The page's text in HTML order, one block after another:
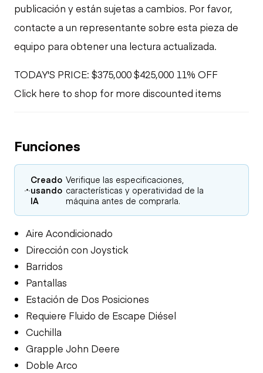
publicación y están sujetas a cambios. Por favor,
contacte a un representante sobre esta pieza de
equipo para obtener una lectura actualizada.
TODAY'S PRICE: $375,000 $425,000 11% OFF
Click here to shop for more discounted items
Funciones
Creado
usando
IA
Verifique las especificaciones,
características y operatividad de la
máquina antes de comprarla.
Aire Acondicionado
Dirección con Joystick
Barridos
Pantallas
Estación de Dos Posiciones
Requiere Fluido de Escape Diésel
Cuchilla
Grapple John Deere
Doble Arco